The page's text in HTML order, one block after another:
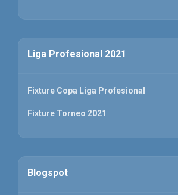
Liga Profesional 2021
Fixture Copa Liga Profesional
Fixture Torneo 2021
Blogspot